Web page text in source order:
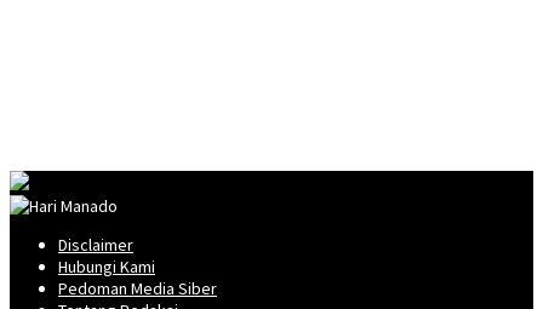
Disclaimer
Hubungi Kami
Pedoman Media Siber